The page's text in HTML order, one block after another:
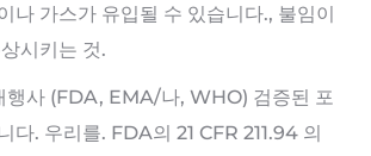
나 가스가 유입될 수 있습니다., 불임이
시키는 것.
행사 (FDA, EMA/나, WHO) 검증된 포
다. 우리를. FDA의 21 CFR 211.94 의